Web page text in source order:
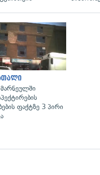
მარნეულში
ფაქტზე 3 პირი